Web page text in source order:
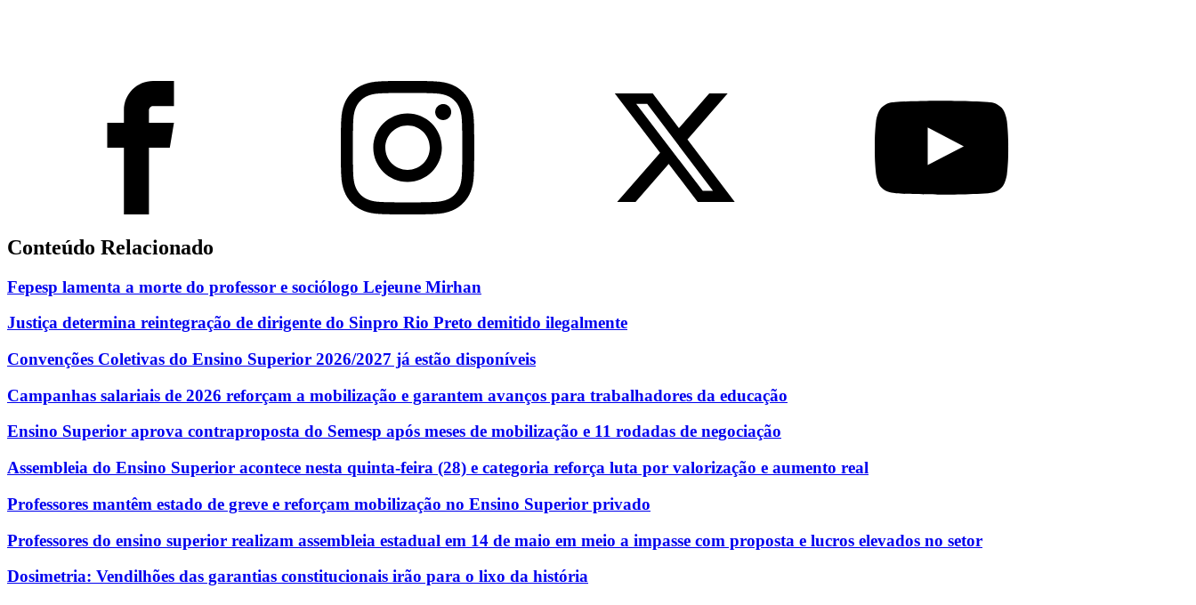
Conteúdo Relacionado
Fepesp lamenta a morte do professor e sociólogo Lejeune Mirhan
Justiça determina reintegração de dirigente do Sinpro Rio Preto demitido ilegalmente
Convenções Coletivas do Ensino Superior 2026/2027 já estão disponíveis
Campanhas salariais de 2026 reforçam a mobilização e garantem avanços para trabalhadores da educação
Ensino Superior aprova contraproposta do Semesp após meses de mobilização e 11 rodadas de negociação
Assembleia do Ensino Superior acontece nesta quinta-feira (28) e categoria reforça luta por valorização e aumento real
Professores mantêm estado de greve e reforçam mobilização no Ensino Superior privado
Professores do ensino superior realizam assembleia estadual em 14 de maio em meio a impasse com proposta e lucros elevados no setor
Dosimetria: Vendilhões das garantias constitucionais irão para o lixo da história